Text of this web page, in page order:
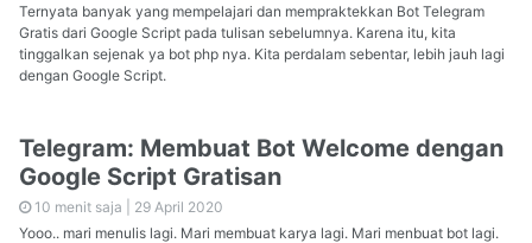
Ternyata banyak yang mempelajari dan mempraktekkan Bot Telegram
Gratis dari Google Script pada tulisan sebelumnya. Karena itu, kita
tinggalkan sejenak ya bot php nya. Kita perdalam sebentar, lebih jauh lagi
dengan Google Script.
Telegram: Membuat Bot Welcome dengan
Google Script Gratisan
10 menit saja | 29 April 2020
Yooo.. mari menulis lagi. Mari membuat karya lagi. Mari menbuat bot lagi.